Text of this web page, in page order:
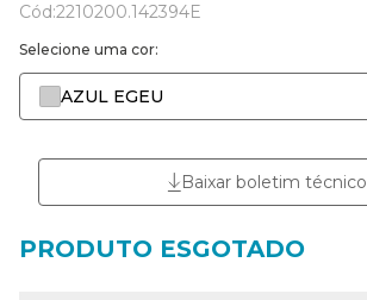
Cód:2210200.142394E
Selecione uma cor:
AZUL EGEU
Baixar boletim técnico